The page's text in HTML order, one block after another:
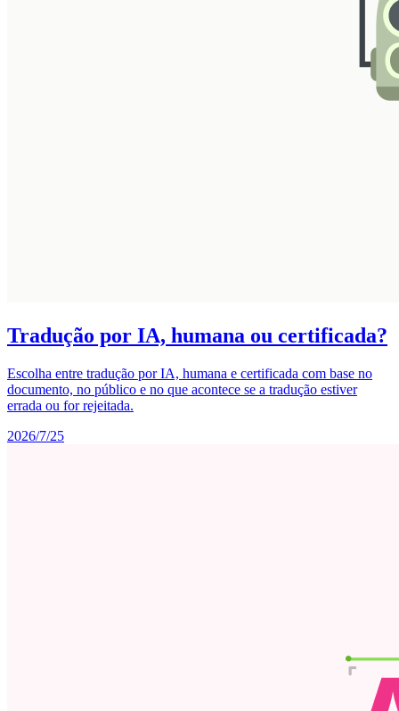
Tradução por IA, humana ou certificada?
Escolha entre tradução por IA, humana e certificada com base no
documento, no público e no que acontece se a tradução estiver
errada ou for rejeitada.
2026/7/25